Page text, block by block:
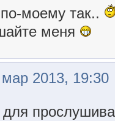
моему так..
меня
2013, 19:30
для